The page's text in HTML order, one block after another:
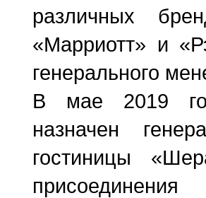
различных
«Марриотт» и
генерального
В мае 2019
назначен
гостиницы